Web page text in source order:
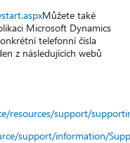
Můžete také
Microsoft Dynamics
telefonní čísla
z následujících webů
resources/support/
support/information/